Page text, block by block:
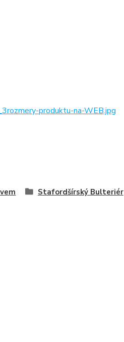
produktu-na-WEB.jpg
Stafordšírský Bulteriér